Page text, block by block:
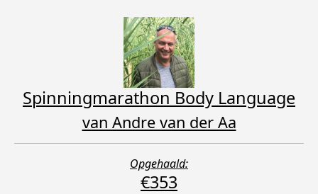
Spinningmarathon Body Language
van Andre van der Aa
Opgehaald:
€353